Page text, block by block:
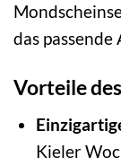
das passende
Vorteile
Kieler